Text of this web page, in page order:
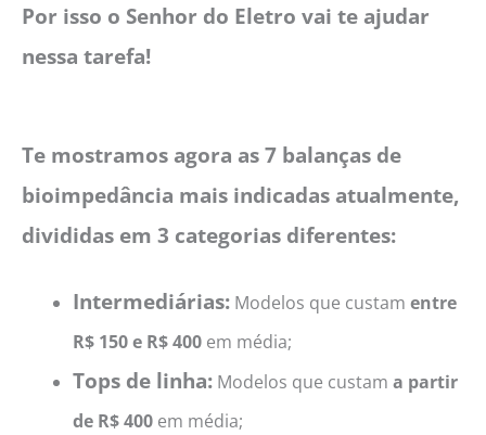
Por isso o Senhor do Eletro vai te ajudar
nessa tarefa!
Te mostramos agora as 7 balanças de
bioimpedância mais indicadas atualmente,
divididas em 3 categorias diferentes:
Intermediárias:Modelos que custam entre
R$ 150 e R$ 400em média;
Tops de linha:Modelos que custam a partir
de R$ 400em média;